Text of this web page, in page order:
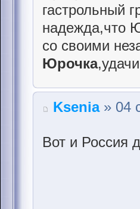
гастрольный
надежда,что
со своими
Юрочка
Ksenia» 04
Вот и Россия